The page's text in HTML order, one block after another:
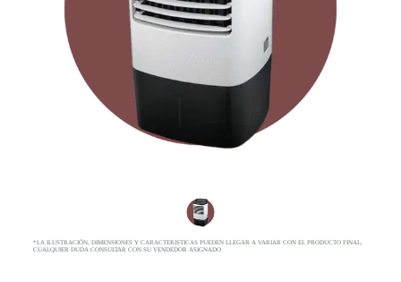
*LA ILUSTRACIÓN, DIMENSIONES Y CARACTERISTICAS PUEDEN LLEGAR A VARIAR CON EL PRODUCTO FINAL,
CUALQUIER DUDA CONSULTAR CON SU VENDEDOR ASIGNADO